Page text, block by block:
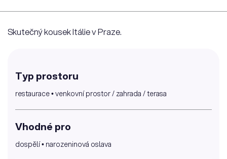
Skutečný kousek Itálie v Praze.
Typ prostoru
restaurace • venkovní prostor / zahrada / terasa
Vhodné pro
dospělí • narozeninová oslava